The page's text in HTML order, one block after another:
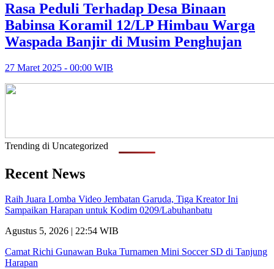
Rasa Peduli Terhadap Desa Binaan
Babinsa Koramil 12/LP Himbau Warga
Waspada Banjir di Musim Penghujan
27 Maret 2025 - 00:00 WIB
Trending di Uncategorized
Recent News
Raih Juara Lomba Video Jembatan Garuda, Tiga Kreator Ini
Sampaikan Harapan untuk Kodim 0209/Labuhanbatu
Agustus 5, 2026 | 22:54 WIB
Camat Richi Gunawan Buka Turnamen Mini Soccer SD di Tanjung
Harapan